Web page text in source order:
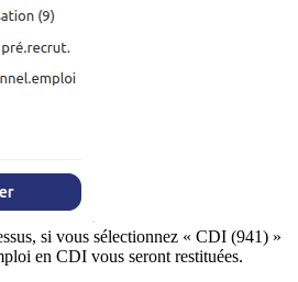
si vous sélectionnez « CDI (941) »
en CDI vous seront restituées.